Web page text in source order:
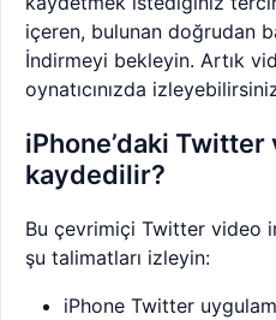
içeren, bulunan doğrudan
İndirmeyi bekleyin. Artık
oynatıcınızda
iPhone’daki Twitter
kaydedilir?
Bu çevrimiçi Twitter video
şu talimatları izleyin:
iPhone Twitter